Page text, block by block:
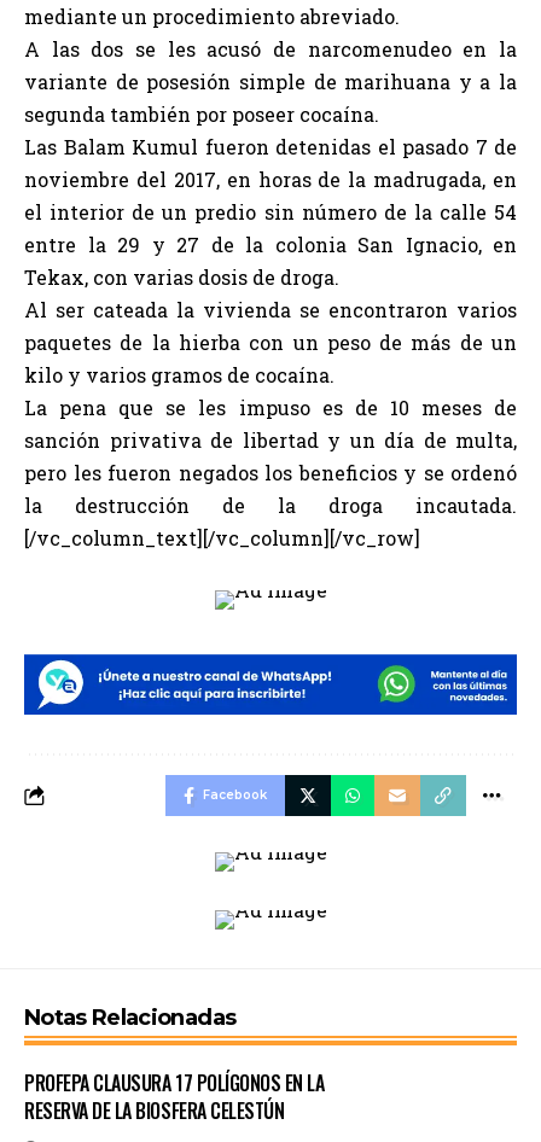
mediante un procedimiento abreviado.
A las dos se les acusó de narcomenudeo en la
variante de posesión simple de marihuana y a la
segunda también por poseer cocaína.
Las Balam Kumul fueron detenidas el pasado 7 de
noviembre del 2017, en horas de la madrugada, en
el interior de un predio sin número de la calle 54
entre la 29 y 27 de la colonia San Ignacio, en
Tekax, con varias dosis de droga.
Al ser cateada la vivienda se encontraron varios
paquetes de la hierba con un peso de más de un
kilo y varios gramos de cocaína.
La pena que se les impuso es de 10 meses de
sanción privativa de libertad y un día de multa,
pero les fueron negados los beneficios y se ordenó
la destrucción de la droga incautada.
[/vc_column_text][/vc_column][/vc_row]
Facebook
Notas Relacionadas
PROFEPA CLAUSURA 17 POLÍGONOS EN LA
RESERVA DE LA BIOSFERA CELESTÚN